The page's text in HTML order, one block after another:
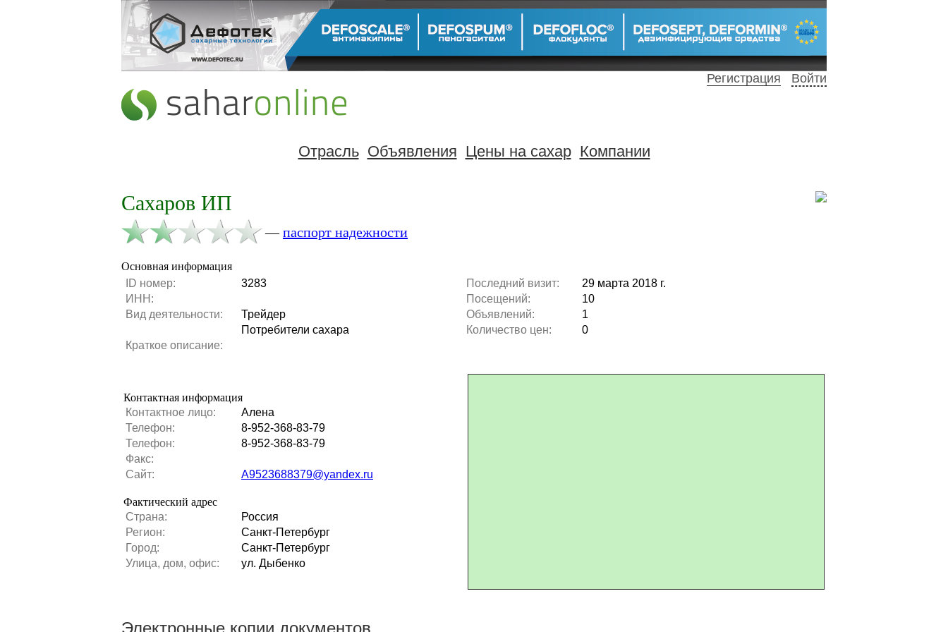
Войти
Регистрация
Отрасль Объявления Цены на сахар Компании
Сахаров ИП
—паспорт надежности
Основная информация
ID номер:
3283
ИНН:
Вид деятельности:
Трейдер
Потребители сахара
Краткое описание:
Последний визит:
29 марта 2018 г.
Посещений:
10
Объявлений:
1
Количество цен:
0
Контактная информация
Контактное лицо:
Алена
Телефон:
8-952-368-83-79
Телефон:
8-952-368-83-79
Факс:
Сайт:
А9523688379@yandex.ru
Фактический адрес
Страна:
Россия
Регион:
Санкт-Петербург
Город:
Санкт-Петербург
Улица, дом, офис:
ул. Дыбенко
Электронные копии документов